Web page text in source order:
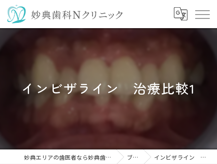
インビザライン 治療比較1
妙典エリアの歯医者なら妙典歯科Nクリニック ブログ インビザライン 治療比較1